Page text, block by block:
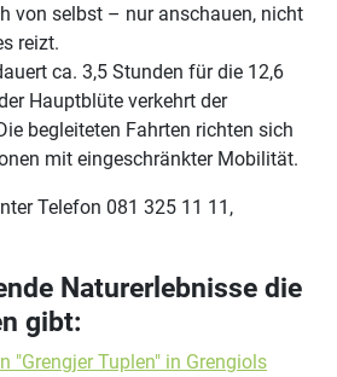
von selbst – nur anschauen, nicht
reizt.
ca. 3,5 Stunden für die 12,6
Hauptblüte verkehrt der
begleiteten Fahrten richten sich
mit eingeschränkter Mobilität.
Telefon 081 325 11 11,
Naturerlebnisse die
gibt:
"Grengjer Tuplen" in Grengiols